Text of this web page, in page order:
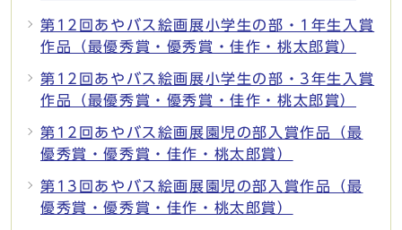
第12回あやバス絵画展小学生の部・1年生入賞
作品（最優秀賞・優秀賞・佳作・桃太郎賞）
第12回あやバス絵画展小学生の部・3年生入賞
作品（最優秀賞・優秀賞・佳作・桃太郎賞）
第12回あやバス絵画展園児の部入賞作品（最
優秀賞・優秀賞・佳作・桃太郎賞）
第13回あやバス絵画展園児の部入賞作品（最
優秀賞・優秀賞・佳作・桃太郎賞）